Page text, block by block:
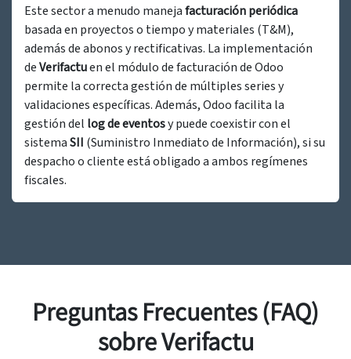
Este sector a menudo manejafacturación periódica
basada en proyectos o tiempo y materiales (T&M),
además de abonos y rectificativas. La implementación
deVerifactuen el módulo de facturación de Odoo
permite la correcta gestión de múltiples series y
validaciones específicas. Además, Odoo facilita la
gestión del log de eventosy puede coexistir con el
sistemaSII (Suministro Inmediato de Información), si su
despacho o cliente está obligado a ambos regímenes
fiscales.
Preguntas Frecuentes (FAQ)
sobre Verifactu